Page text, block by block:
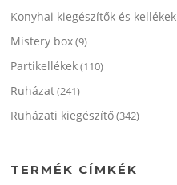
Konyhai kiegészítők és kellékek
Mistery box(9)
Partikellékek(110)
Ruházat(241)
Ruházati kiegészítő(342)
TERMÉK CÍMKÉK